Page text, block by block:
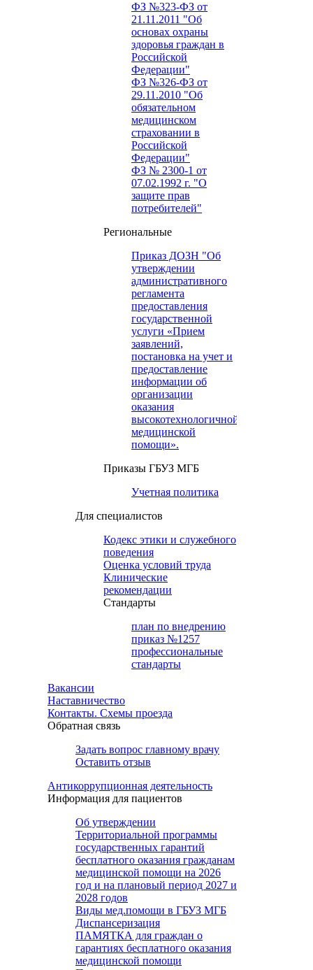
ФЗ №323-ФЗ от
21.11.2011 "Об
основах охраны
здоровья граждан в
Российской
Федерации"
ФЗ №326-ФЗ от
29.11.2010 "Об
обязательном
медицинском
страховании в
Российской
Федерации"
ФЗ № 2300-1 от
07.02.1992 г. "О
защите прав
потребителей"
Региональные
Приказ ДОЗН "Об
утверждении
административного
регламента
предоставления
государственной
услуги «Прием
заявлений,
постановка на учет и
предоставление
информации об
организации
оказания
высокотехнологичной
медицинской
помощи».
Приказы ГБУЗ МГБ
Учетная политика
Для специалистов
Кодекс этики и служебного
поведения
Оценка условий труда
Клинические
рекомендации
Cтандарты
план по внедрению
приказ №1257
профессиональные
стандарты
Вакансии
Наставничество
Контакты. Схемы проезда
Обратная связь
Задать вопрос главному врачу
Оставить отзыв
Антикоррупционная деятельность
Информация для пациентов
Об утверждении
Территориальной программы
государственных гарантий
бесплатного оказания гражданам
медицинской помощи на 2026
год и на плановый период 2027 и
2028 годов
Виды мед.помощи в ГБУЗ МГБ
Диспансеризация
ПАМЯТКА для граждан о
гарантиях бесплатного оказания
медицинской помощи